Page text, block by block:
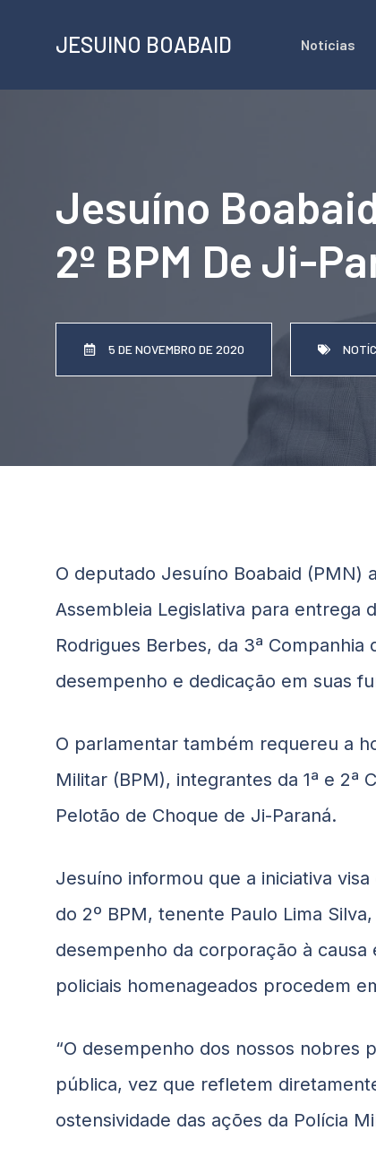
o
JESUINO BOABAID Notícias
Jesuíno
2º BPM De Ji-
5 DE NOVEMBRO DE 2020
O deputado Jesuíno Boabaid (PMN)
Assembleia Legislativa para entrega
Rodrigues Berbes, da 3ª
desempenho e dedicação em suas
O parlamentar também requereu a
Militar (BPM), integrantes da 1ª e 2ª
Pelotão de Choque de Ji-Paraná.
Jesuíno informou que a iniciativa
do 2º BPM, tenente Paulo Lima
desempenho da corporação à
policiais homenageados procedem
“O desempenho dos nossos nobres
pública, vez que refletem
ostensividade das ações da Polícia